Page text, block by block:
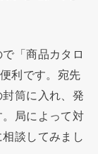
「商品カタロ
利です。宛先
筒に入れ、発
局によって対
談してみまし